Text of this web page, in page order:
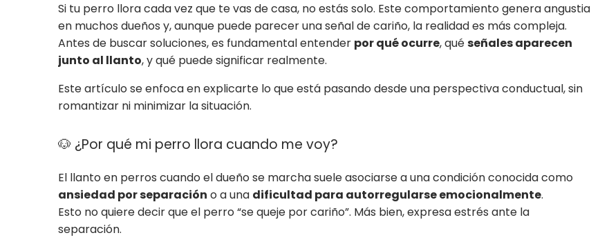
Si tu perro llora cada vez que te vas de casa, no estás solo. Este comportamiento genera angustia
en muchos dueños y, aunque puede parecer una señal de cariño, la realidad es más compleja.
Antes de buscar soluciones, es fundamental entender por qué ocurre, quéseñales aparecen
junto al llanto, y qué puede significar realmente.
Este artículo se enfoca en explicarte lo que está pasando desde una perspectiva conductual, sin
romantizar ni minimizar la situación.
🐶 ¿Por qué mi perro llora cuando me voy?
El llanto en perros cuando el dueño se marcha suele asociarse a una condición conocida como
ansiedad por separación o a una dificultad para autorregularse emocionalmente.
Esto no quiere decir que el perro “se queje por cariño”. Más bien, expresa estrés ante la
separación.